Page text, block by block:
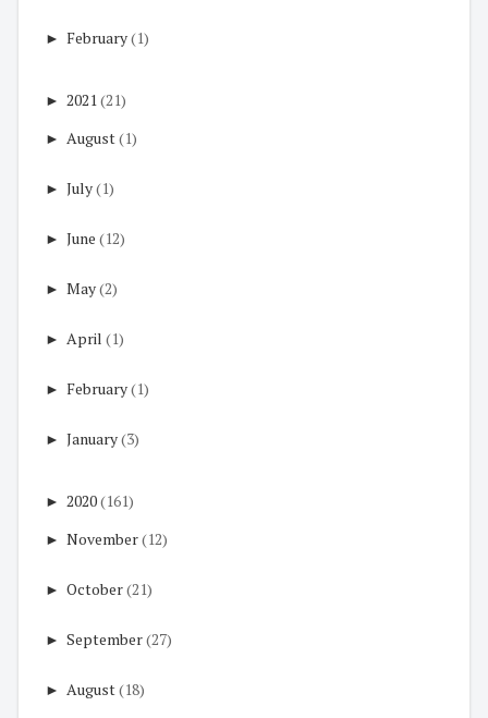
► February(1)
► 2021(21)
► August(1)
► July(1)
► June (12)
► May(2)
► April (1)
► February(1)
► January(3)
► 2020(161)
► November(12)
► October(21)
► September(27)
► August(18)